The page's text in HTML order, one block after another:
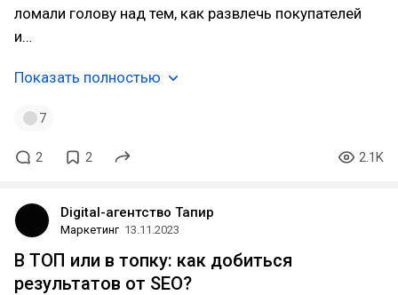
ломали голову над тем, как развлечь покупателей
и…
Показать полностью
7
2 2 2.1K
Digital-агентство Тапир
Маркетинг 13.11.2023
В ТОП или в топку: как добиться
результатов от SEO?